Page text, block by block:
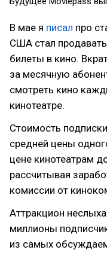
В мае я писал про
США стал
билеты в кино.
за месячную
смотреть кино
кинотеатре.
Стоимость
средней цены
цене кинотеатрам
рассчитывая
комиссии от
Аттракцион
миллионы
из самых